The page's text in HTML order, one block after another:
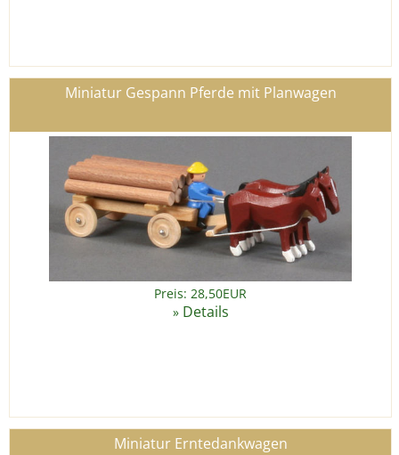
Miniatur Gespann Pferde mit Planwagen
Preis: 28,50EUR
» Details
Miniatur Erntedankwagen